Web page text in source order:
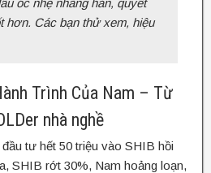
hơn. Các bạn thử xem, hiệu
Trình Của Nam – Từ
nhà nghề
tư hết 50 triệu vào SHIB hồi
SHIB rớt 30%, Nam hoảng loạn,